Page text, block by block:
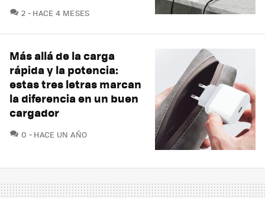
2 COMENTARIOS
HACE 4 MESES
Más allá de la carga
rápida y la potencia:
estas tres letras marcan
la diferencia en un buen
cargador
0 COMENTARIOS
HACE UN AÑO